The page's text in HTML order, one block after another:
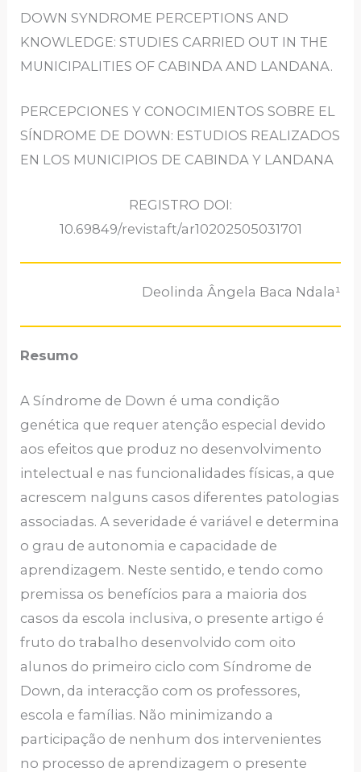
DOWN SYNDROME PERCEPTIONS AND
KNOWLEDGE: STUDIES CARRIED OUT IN THE
MUNICIPALITIES OF CABINDA AND LANDANA.
PERCEPCIONES Y CONOCIMIENTOS SOBRE EL
SÍNDROME DE DOWN: ESTUDIOS REALIZADOS
EN LOS MUNICIPIOS DE CABINDA Y LANDANA
REGISTRO DOI:
10.69849/revistaft/ar10202505031701
Deolinda Ângela Baca Ndala¹
Resumo
A Síndrome de Down é uma condição
genética que requer atenção especial devido
aos efeitos que produz no desenvolvimento
intelectual e nas funcionalidades físicas, a que
acrescem nalguns casos diferentes patologias
associadas. A severidade é variável e determina
o grau de autonomia e capacidade de
aprendizagem. Neste sentido, e tendo como
premissa os benefícios para a maioria dos
casos da escola inclusiva, o presente artigo é
fruto do trabalho desenvolvido com oito
alunos do primeiro ciclo com Síndrome de
Down, da interacção com os professores,
escola e famílias. Não minimizando a
participação de nenhum dos intervenientes
no processo de aprendizagem o presente